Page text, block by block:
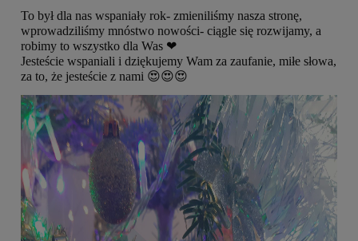
To był dla nas wspaniały rok- zmieniliśmy nasza stronę,
wprowadziliśmy mnóstwo nowości- ciągle się rozwijamy, a
robimy to wszystko dla Was ❤
Jesteście wspaniali i dziękujemy Wam za zaufanie, miłe słowa,
za to, że jesteście z nami 😍😍😍